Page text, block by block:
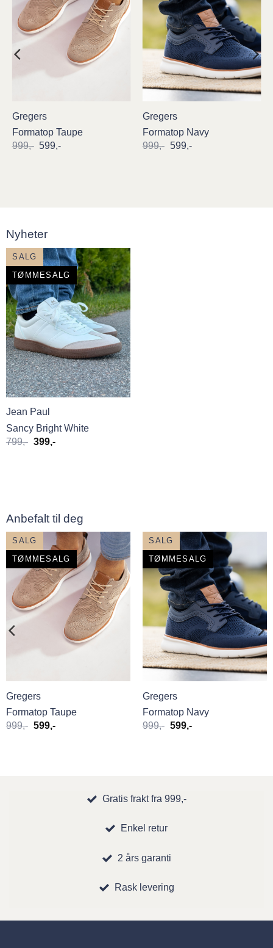
Gregers
Formatop Taupe
999,- Opprinnelig
599,-Nåværende
Gregers
Formatop Navy
999,-
Opprinnelig
599,-Nåværende
Nyheter
SALG
TØMMESALG
Jean Paul
Sancy Bright White
799,- Opprinnelig
399,-Nåværende
Anbefalt til deg
SALG
TØMMESALG
Gregers
Formatop Taupe
999,- Opprinnelig
599,-Nåværende
SALG
TØMMESALG
Gregers
Formatop Navy
999,- Opprinnelig
599,-Nåværende
Gratis frakt fra 999,-
Enkel retur
2 års garanti
Rask levering